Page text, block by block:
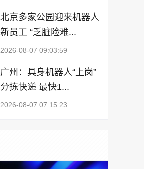
北京多家公园迎来机器人
新员工 “乏脏险难...
2026-08-07 09:03:59
广州：具身机器人“上岗”
分拣快递 最快1...
2026-08-07 07:15:23